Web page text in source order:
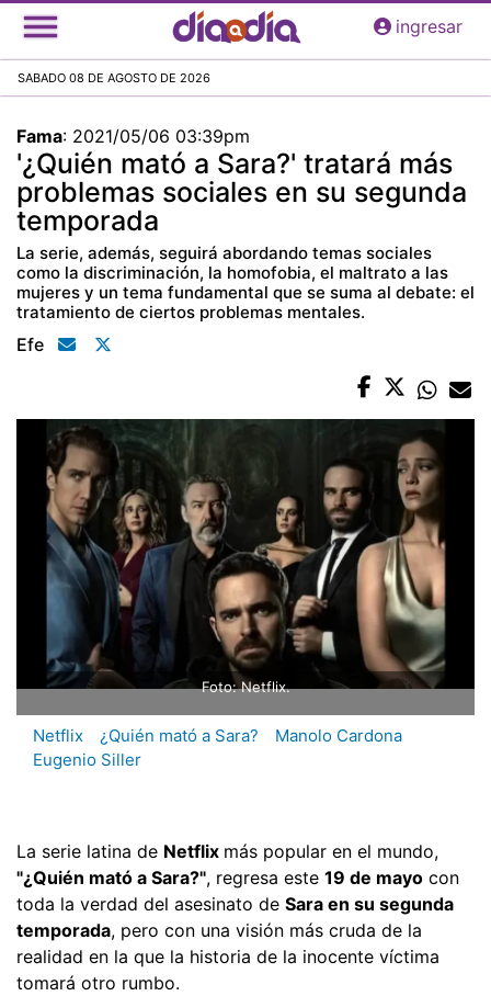
Pasar
al
principal
ingresar
SABADO 08 DE AGOSTO DE 2026
Fama: 2021/05/06 03:39pm
'¿Quién mató a Sara?' tratará más
problemas sociales en su segunda
temporada
La serie, además, seguirá abordando temas sociales
como la discriminación, la homofobia, el maltrato a las
mujeres y un tema fundamental que se suma al debate: el
tratamiento de ciertos problemas mentales.
Efe
Foto: Netflix.
Netflix ¿Quién mató a Sara?
Manolo Cardona
Eugenio Siller
La serie latina de Netflix más popular en el mundo,
"¿Quién mató a Sara?", regresa este 19 de mayo con
toda la verdad del asesinato de Sara en su segunda
temporada, pero con una visión más cruda de la
realidad en la que la historia de la inocente víctima
tomará otro rumbo.